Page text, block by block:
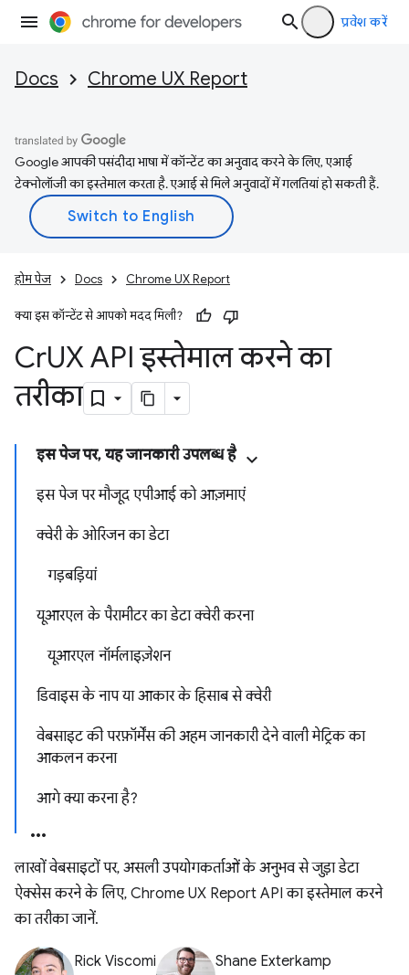
प्रवेश करें
Docs Chrome UX Report
Google आपकी पसंदीदा भाषा में कॉन्टेंट का अनुवाद करने के लिए, एआई
टेक्नोलॉजी का इस्तेमाल करता है. एआई से मिले अनुवादों में गलतियां हो सकती हैं.
होम पेज Docs Chrome UX Report
क्या इस कॉन्टेंट से आपको मदद मिली?
CrUX API इस्तेमाल करने का
तरीका
इस पेज पर, यह जानकारी उपलब्ध है
इस पेज पर मौजूद एपीआई को आज़माएं
क्वेरी के ओरिजन का डेटा
गड़बड़ियां
यूआरएल के पैरामीटर का डेटा क्वेरी करना
यूआरएल नॉर्मलाइज़ेशन
डिवाइस के नाप या आकार के हिसाब से क्वेरी
वेबसाइट की परफ़ॉर्मेंस की अहम जानकारी देने वाली मेट्रिक का
आकलन करना
आगे क्या करना है?
लाखों वेबसाइटों पर, असली उपयोगकर्ताओं के अनुभव से जुड़ा डेटा
ऐक्सेस करने के लिए, Chrome UX Report API का इस्तेमाल करने
का तरीका जानें.
Rick Viscomi Shane Exterkamp